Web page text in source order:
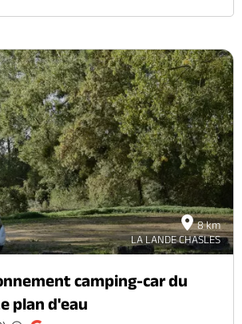
8 km
LA LANDE CHASLES
camping-car du
plan d'eau